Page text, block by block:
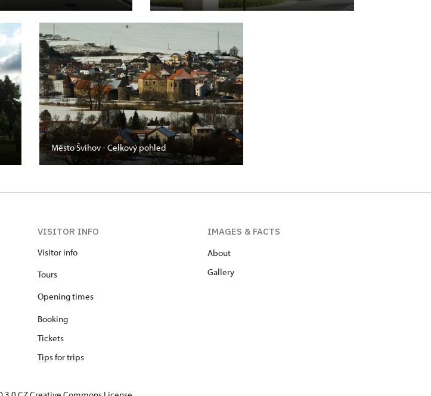
Město Švihov - Celkový pohled
VISITOR INFO
Visitor info
Tours
Opening times
Booking
Tickets
Tips for trips
IMAGES & FACTS
About
Gallery